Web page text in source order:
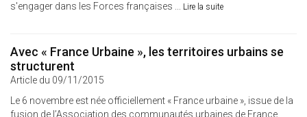
s'engager dans les Forces françaises ... Lire la suite
Avec « France Urbaine », les territoires urbains se
structurent
Article du 09/11/2015
Le 6 novembre est née officiellement « France urbaine », issue de la
fusion de l’Association des communautés urbaines de France